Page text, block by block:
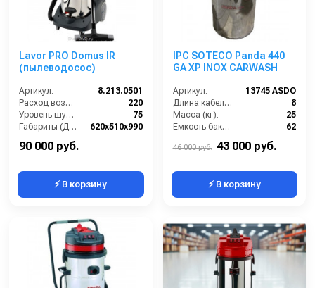
Lavor PRO Domus IR
(пылеводосос)
Артикул:
8.213.0501
Расход воздуха (л/сек):
220
Уровень шума (дБ(А)):
75
Габариты (ДхШхВ):
620х510х990
90 000 руб.
⚡ В корзину
IPC SOTECO Panda 440
GA XP INOX CARWASH
Артикул:
13745 ASDO
Длина кабеля (м):
8
Масса (кг):
25
Емкость бака для мусора (л):
62
46 000 руб. 43 000 руб.
⚡ В корзину